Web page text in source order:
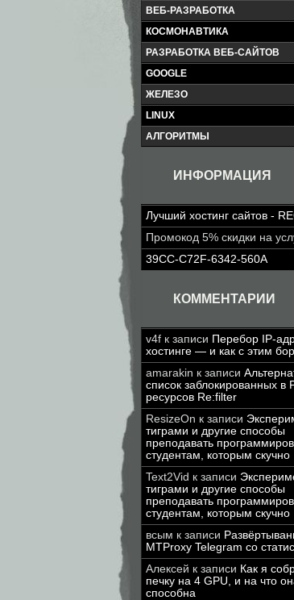
ВЕБ-РАЗРАБОТКА
КОСМОНАВТИКА
РАЗРАБОТКА ВЕБ-САЙТОВ
GOOGLE
ЖЕЛЕЗО
LINUX
АЛГОРИТМЫ
ИНФОРМАЦИЯ
Лучший хостинг сайтов -
Промокод 5% скидки на
39CC-C72F-6342-560A
КОММЕНТАРИИ
v4f к записи Перебор IP-
хостинге — и как с этим
amarakin к записи
список заблокированных в
ресурсов Re:filter
ResizeOn к записи
тиграми и другие способы
преподавать
студентам, которым скучно
Text2Vid к записи
тиграми и другие способы
преподавать
студентам, которым скучно
всым к записи
MTProxy Telegram со
Алексей к записи Как я
печку на 4 GPU, и на что
способна